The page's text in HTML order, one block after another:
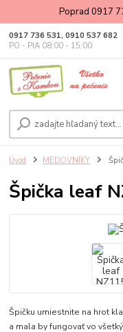
Poprad 0917
0917 736 531, 0910 537 682
PO - PIA 08:00 - 15:00
Úvod MEDOVNÍKY
Špička leaf
Špičku umiestnite na hrot
a mala by fungovať vo